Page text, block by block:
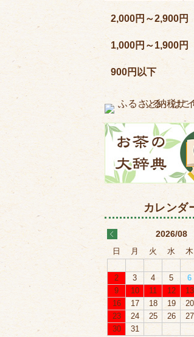
2,000円～2,900円
1,000円～1,900円
900円以下
2026/08
日 月 火 水 木
2
3 4 5 6
9
10 11 12 13
16
17 18 19 20
23
24 25 26 27
30
31